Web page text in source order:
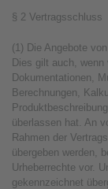
§ 2 Vertragsschluss
(1) Die Angebote
Dies gilt auch,
Dokumentationen,
Berechnungen,
überlassen hat. An
Rahmen der
übergeben werden,
Urheberrechte vor.
gekennzeichnet